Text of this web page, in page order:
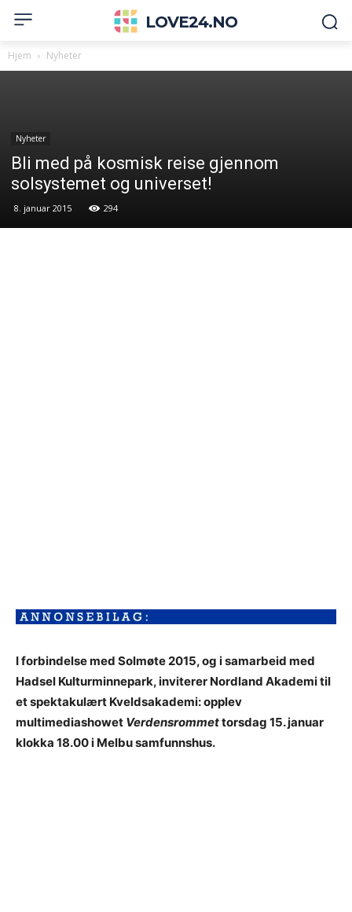
LOVE24.NO
Hjem Nyheter
Nyheter
Bli med på kosmisk reise gjennom
solsystemet og universet!
8. januar 2015 294
I forbindelse med Solmøte 2015, og i samarbeid med
Hadsel Kulturminnepark, inviterer Nordland Akademi til
et spektakulært Kveldsakademi: opplev
multimediashowet Verdensrommettorsdag 15. januar
klokka 18.00 i Melbu samfunnshus.